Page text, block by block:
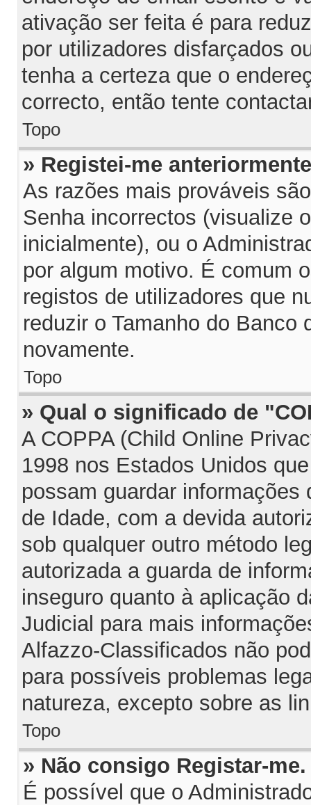
ativação ser feita é para
por utilizadores disfarçados
tenha a certeza que o
correcto, então tente
Topo
» Registei-me
As razões mais prováveis
Senha incorrectos (visualize
inicialmente), ou o
por algum motivo. É comum
registos de utilizadores que
reduzir o Tamanho do Banco
novamente.
Topo
» Qual o significado de
A COPPA (Child Online
1998 nos Estados Unidos
possam guardar
de Idade, com a devida
sob qualquer outro método
autorizada a guarda de
inseguro quanto à aplicação
Judicial para mais
Alfazzo-Classificados não
para possíveis problemas
natureza, excepto sobre as
Topo
» Não consigo Registar-
É possível que o